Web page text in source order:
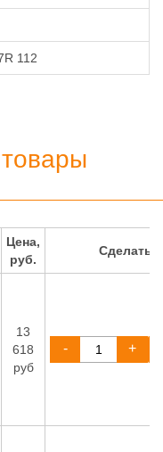
112
Цена,
руб.
Сделать
13
618
руб
- +